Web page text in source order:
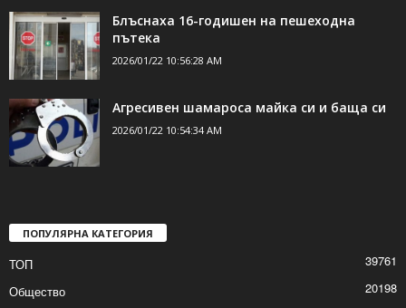
Блъснаха 16-годишен на пешеходна
пътека
2026/01/22 10:56:28 AM
Агресивен шамароса майка си и баща си
2026/01/22 10:54:34 AM
ПОПУЛЯРНА КАТЕГОРИЯ
ТОП
39761
Общество
20198